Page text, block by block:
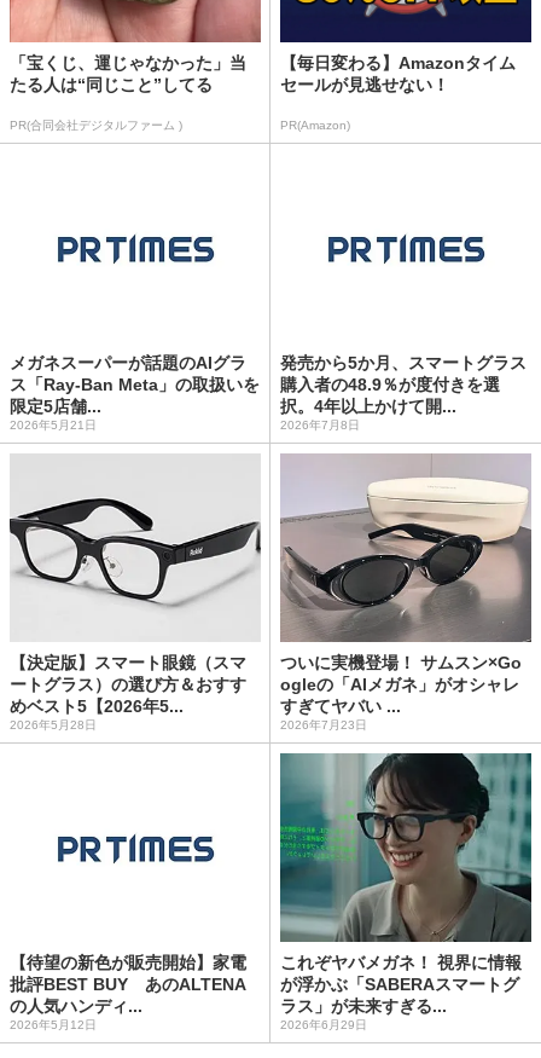
「宝くじ、運じゃなかった」当
たる人は“同じこと”してる
PR(合同会社デジタルファーム )
【毎日変わる】Amazonタイム
セールが見逃せない！
PR(Amazon)
メガネスーパーが話題のAIグラ
ス「Ray‐Ban Meta」の取扱いを
限定5店舗...
2026年5月21日
発売から5か月、スマートグラス
購入者の48.9％が度付きを選
択。4年以上かけて開...
2026年7月8日
【決定版】スマート眼鏡（スマ
ートグラス）の選び方＆おすす
めベスト5【2026年5...
2026年5月28日
ついに実機登場！ サムスン×Go
ogleの「AIメガネ」がオシャレ
すぎてヤバい ...
2026年7月23日
【待望の新色が販売開始】家電
批評BEST BUY あのALTENA
の人気ハンディ...
2026年5月12日
これぞヤバメガネ！ 視界に情報
が浮かぶ「SABERAスマートグ
ラス」が未来すぎる...
2026年6月29日